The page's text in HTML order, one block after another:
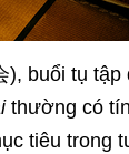
buổi tụ tập
thường có
tiêu trong